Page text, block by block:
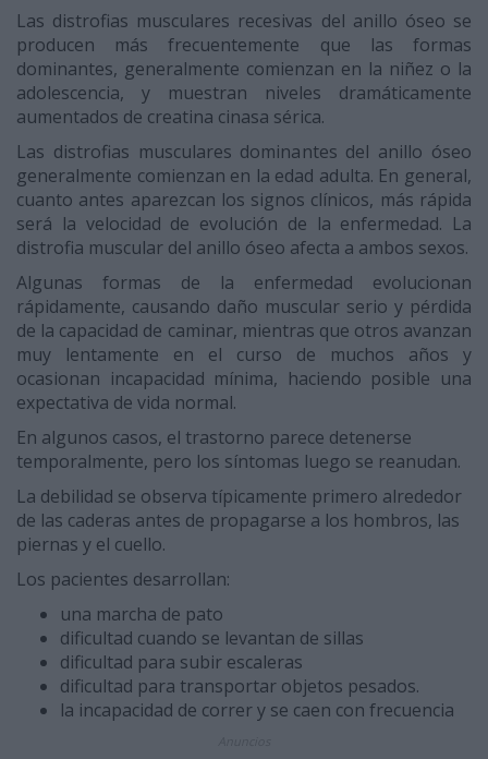
Las distrofias musculares recesivas del anillo óseo se
producen más frecuentemente que las formas
dominantes, generalmente comienzan en la niñez o la
adolescencia, y muestran niveles dramáticamente
aumentados de creatina cinasa sérica.
Las distrofias musculares dominantes del anillo óseo
generalmente comienzan en la edad adulta. En general,
cuanto antes aparezcan los signos clínicos, más rápida
será la velocidad de evolución de la enfermedad. La
distrofia muscular del anillo óseo afecta a ambos sexos.
Algunas formas de la enfermedad evolucionan
rápidamente, causando daño muscular serio y pérdida
de la capacidad de caminar, mientras que otros avanzan
muy lentamente en el curso de muchos años y
ocasionan incapacidad mínima, haciendo posible una
expectativa de vida normal.
En algunos casos, el trastorno parece detenerse
temporalmente, pero los síntomas luego se reanudan.
La debilidad se observa típicamente primero alrededor
de las caderas antes de propagarse a los hombros, las
piernas y el cuello.
Los pacientes desarrollan:
una marcha de pato
dificultad cuando se levantan de sillas
dificultad para subir escaleras
dificultad para transportar objetos pesados.
la incapacidad de correr y se caen con frecuencia